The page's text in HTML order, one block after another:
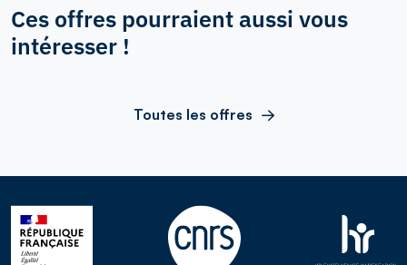
Ces offres pourraient aussi vous
intéresser !
Toutes les offres